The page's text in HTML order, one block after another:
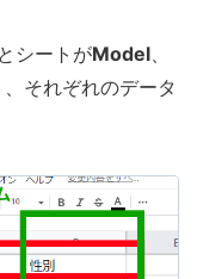
シートがModel
、それぞれのデータ